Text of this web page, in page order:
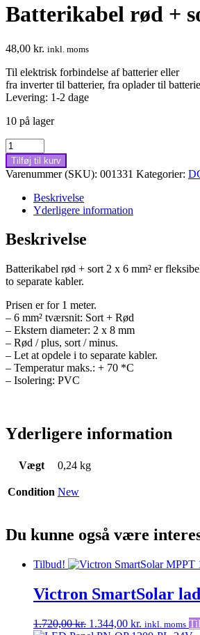
Batterikabel rød +
48,00 kr. inkl. moms
Til elektrisk forbindelse af batterier eller
fra inverter til batterier, fra oplader til
Levering: 1-2 dage
10 på lager
Batterikabel
rød
+
sort
tværsnit
fleksibel
antal
Tilføj til kurv
Varenummer (SKU): 001331 Kategorier:
Beskrivelse
Yderligere information
Beskrivelse
Batterikabel rød + sort 2 x 6 mm² er
to separate kabler.
Prisen er for 1 meter.
– 6 mm² tværsnit: Sort + Rød
– Ekstern diameter: 2 x 8 mm
– Rød / plus, sort / minus.
– Let at opdele i to separate kabler.
– Temperatur maks.: + 70 *C
– Isolering: PVC
Yderligere information
Vægt 0,24 kg
Condition New
Du kunne også være
Tilbud!
Victron SmartSolar
1.720,00kr. Den
1.344,00 kr. Den
inkl. moms